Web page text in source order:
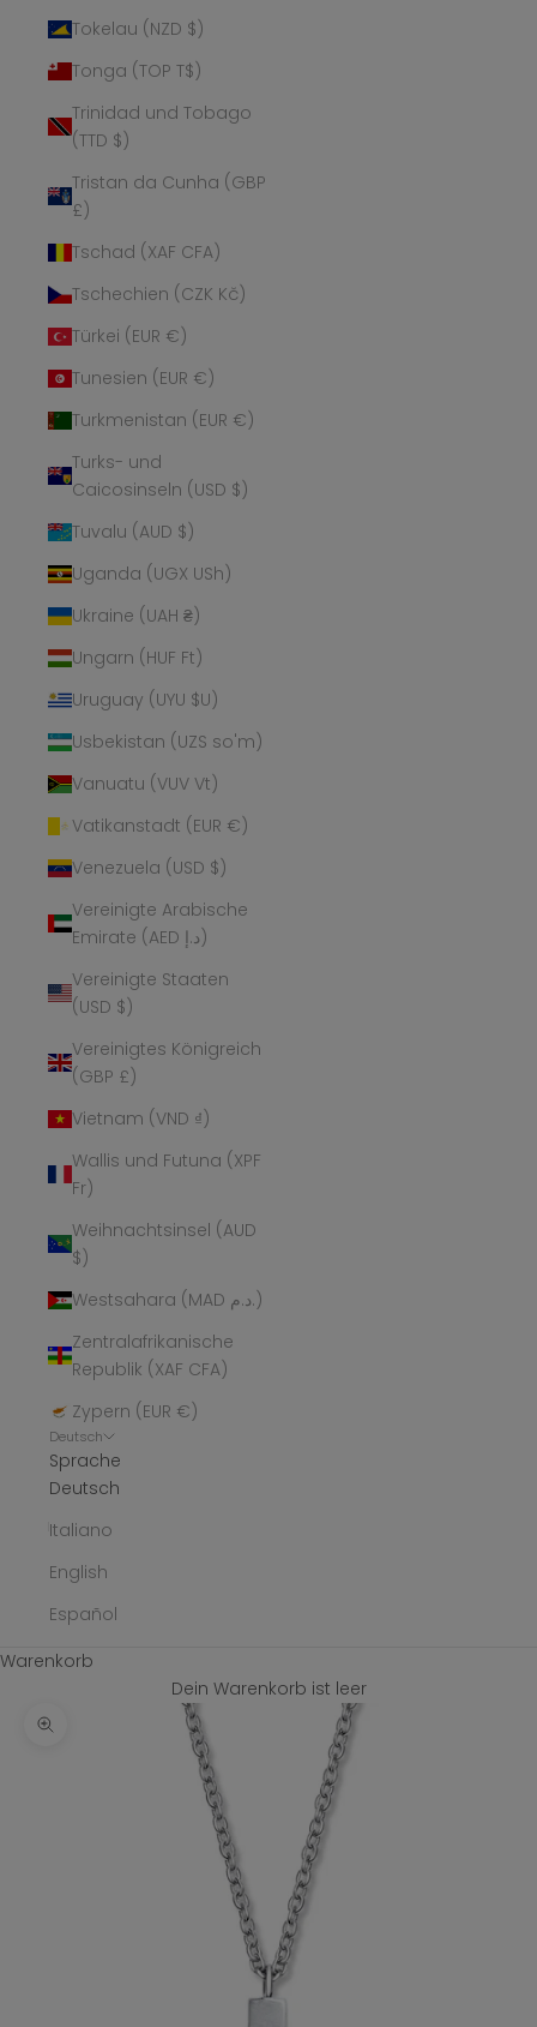
Tokelau (NZD $)
Tonga (TOP T$)
Trinidad und Tobago
(TTD $)
Tristan da Cunha (GBP
£)
Tschad (XAF CFA)
Tschechien (CZK Kč)
Türkei (EUR €)
Tunesien (EUR €)
Turkmenistan (EUR €)
Turks- und
Caicosinseln (USD $)
Tuvalu (AUD $)
Uganda (UGX USh)
Ukraine (UAH ₴)
Ungarn (HUF Ft)
Uruguay (UYU $U)
Usbekistan (UZS so'm)
Vanuatu (VUV Vt)
Vatikanstadt (EUR €)
Venezuela (USD $)
Vereinigte Arabische
Emirate (AED د.إ)
Vereinigte Staaten
(USD $)
Vereinigtes Königreich
(GBP £)
Vietnam (VND ₫)
Wallis und Futuna (XPF
Fr)
Weihnachtsinsel (AUD
$)
Westsahara (MAD د.م.)
Zentralafrikanische
Republik (XAF CFA)
Zypern (EUR €)
Deutsch
Sprache
Deutsch
Italiano
English
Español
Warenkorb
Dein Warenkorb ist leer
Bild vergrößern